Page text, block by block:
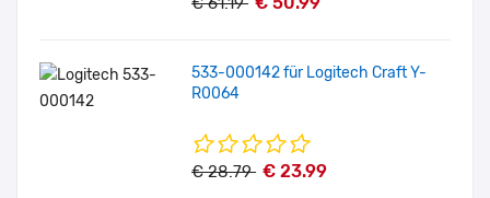
533-000142 für Logitech Craft Y-
R0064
€ 28.79 € 23.99